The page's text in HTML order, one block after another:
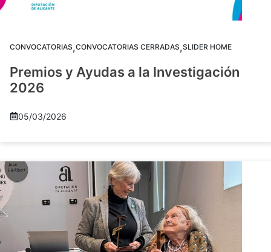
CONVOCATORIAS,CONVOCATORIAS CERRADAS,SLIDER HOME
Premios y Ayudas a la Investigación
2026
05/03/2026